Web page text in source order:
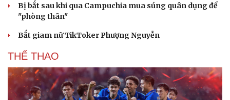
Bị bắt sau khi qua Campuchia mua súng quân dụng để
"phòng thân"
Bắt giam nữ TikToker Phượng Nguyễn
THỂ THAO